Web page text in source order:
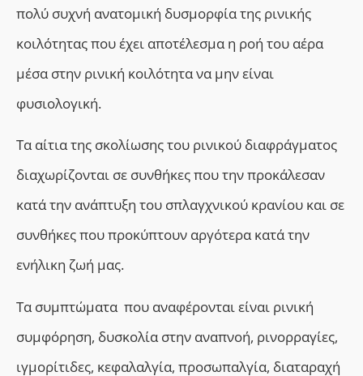
πολύ συχνή ανατομική δυσμορφία της ρινικής
κοιλότητας που έχει αποτέλεσμα η ροή του αέρα
μέσα στην ρινική κοιλότητα να μην είναι
φυσιολογική.
Τα αίτια της σκολίωσης του ρινικού διαφράγματος
διαχωρίζονται σε συνθήκες που την προκάλεσαν
κατά την ανάπτυξη του σπλαγχνικού κρανίου και σε
συνθήκες που προκύπτουν αργότερα κατά την
ενήλικη ζωή μας.
Τα συμπτώματα που αναφέρονται είναι ρινική
συμφόρηση, δυσκολία στην αναπνοή, ρινορραγίες,
ιγμορίτιδες, κεφαλαλγία, προσωπαλγία, διαταραχή